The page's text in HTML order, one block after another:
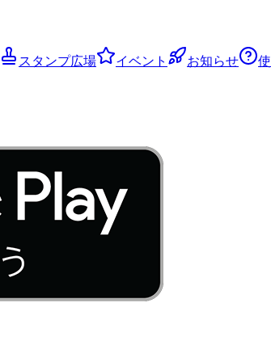
スタンプ広場 イベント お知らせ